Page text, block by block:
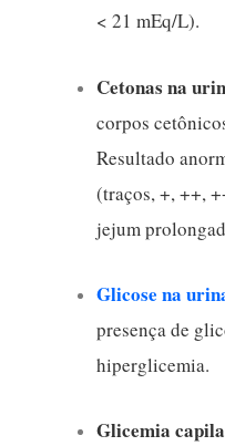
< 21 mEq/L).
Cetonas na
corpos
Resultado
(traços, +, ++,
jejum
Glicose na
presença de
hiperglicemia.
Glicemia